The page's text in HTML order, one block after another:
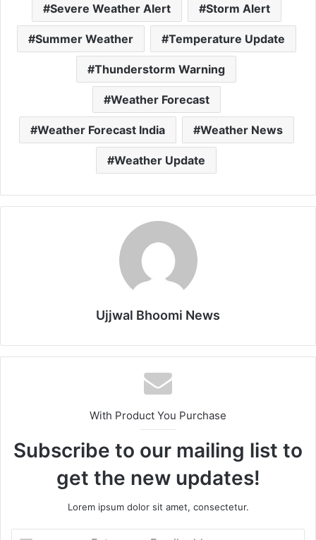
Severe Weather Alert Storm Alert
Summer Weather Temperature Update
Thunderstorm Warning
Weather Forecast
Weather Forecast India Weather News
Weather Update
Ujjwal Bhoomi News
With Product You Purchase
Subscribe to our mailing list to
get the new updates!
Lorem ipsum dolor sit amet, consectetur.